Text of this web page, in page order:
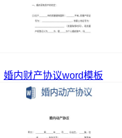
婚内财产协议word模板